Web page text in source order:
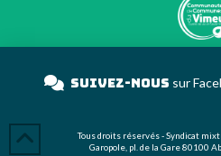
Suivez-nous sur
Tous droits réservés - Syndicat
Garopole, pl. de la Gare 80100